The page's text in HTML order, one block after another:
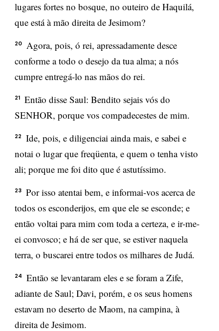
lugares fortes no bosque, no outeiro de Haquilá,
que está à mão direita de Jesimom?
20
Agora, pois, ó rei, apressadamente desce
conforme a todo o desejo da tua alma; a nós
cumpre entregá-lo nas mãos do rei.
21
Então disse Saul: Bendito sejais vós do
SENHOR, porque vos compadecestes de mim.
22
Ide, pois, e diligenciai ainda mais, e sabei e
notai o lugar que freqüenta, e quem o tenha visto
ali; porque me foi dito que é astutíssimo.
23
Por isso atentai bem, e informai-vos acerca de
todos os esconderijos, em que ele se esconde; e
então voltai para mim com toda a certeza, e ir-me-
ei convosco; e há de ser que, se estiver naquela
terra, o buscarei entre todos os milhares de Judá.
24
Então se levantaram eles e se foram a Zife,
adiante de Saul; Davi, porém, e os seus homens
estavam no deserto de Maom, na campina, à
direita de Jesimom.